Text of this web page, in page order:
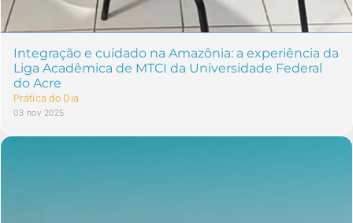
Integração e cuidado na Amazônia: a experiência da
Liga Acadêmica de MTCI da Universidade Federal
do Acre
Prática do Dia
03 nov 2025